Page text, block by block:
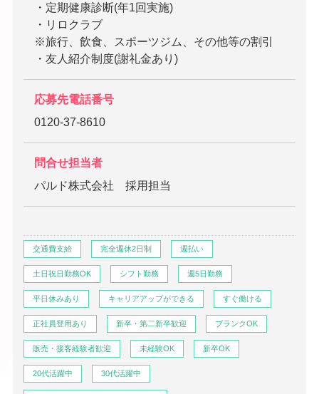
・定期健康診断(年1回実施)
・リロクラブ
※旅行、飲食、スポーツジム、その他等の割引
・友人紹介制度(謝礼金あり)
応募先電話番号
0120-37-8610
問合せ担当者
パルド株式会社 採用担当
交通費支給 完全週休2日制 週払い
土日祝日勤務OK シフト勤務 週5日勤務
平日休みあり キャリアアップができる すぐ働ける
正社員登用あり 新卒・第二新卒歓迎 ブランクOK
販売・接客経験者歓迎 未経験OK 新卒OK
20代活躍中 30代活躍中